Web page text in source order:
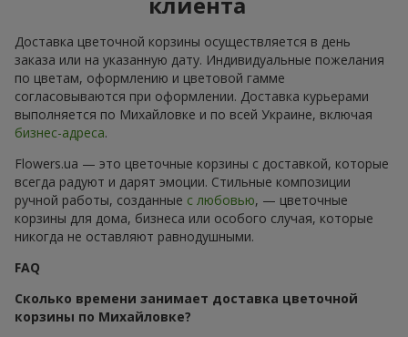
Доставка цветочной корзины осуществляется в день
заказа или на указанную дату. Индивидуальные пожелания
по цветам, оформлению и цветовой гамме
согласовываются при оформлении. Доставка курьерами
выполняется по Михайловке и по всей Украине, включая
бизнес-адреса.
Flowers.ua — это цветочные корзины с доставкой, которые
всегда радуют и дарят эмоции. Стильные композиции
ручной работы, созданные с любовью, — цветочные
корзины для дома, бизнеса или особого случая, которые
никогда не оставляют равнодушными.
FAQ
Сколько времени занимает доставка цветочной
корзины по Михайловке?